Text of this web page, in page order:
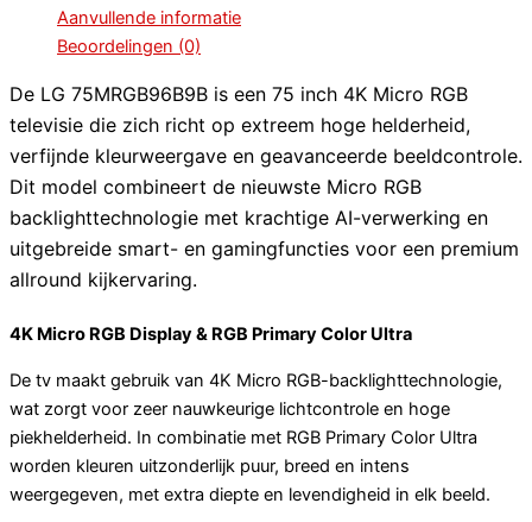
Aanvullende informatie
Beoordelingen (0)
De LG 75MRGB96B9B is een 75 inch 4K Micro RGB
televisie die zich richt op extreem hoge helderheid,
verfijnde kleurweergave en geavanceerde beeldcontrole.
Dit model combineert de nieuwste Micro RGB
backlighttechnologie met krachtige AI-verwerking en
uitgebreide smart- en gamingfuncties voor een premium
allround kijkervaring.
4K Micro RGB Display & RGB Primary Color Ultra
De tv maakt gebruik van 4K Micro RGB-backlighttechnologie,
wat zorgt voor zeer nauwkeurige lichtcontrole en hoge
piekhelderheid. In combinatie met RGB Primary Color Ultra
worden kleuren uitzonderlijk puur, breed en intens
weergegeven, met extra diepte en levendigheid in elk beeld.